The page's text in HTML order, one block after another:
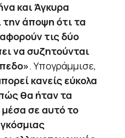
και Άγκυρα
την άποψη ότι τα
τις δύο
να συζητούνται
. Υπογράμμισε,
κανείς εύκολα
θα ήταν τα
σε αυτό το